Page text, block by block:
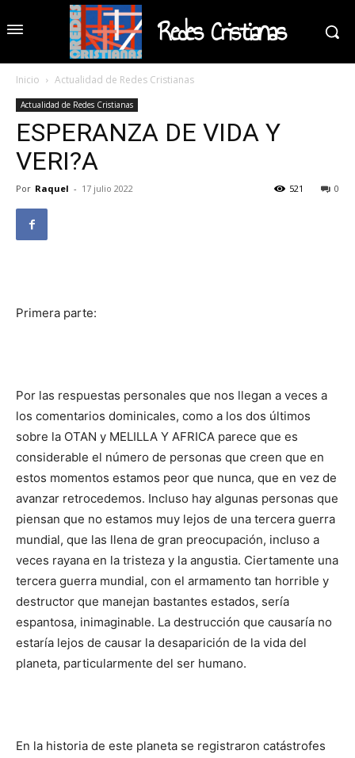
Redes Cristianas
Inicio Actualidad de Redes Cristianas
Actualidad de Redes Cristianas
ESPERANZA DE VIDA Y
VERI?A
Por Raquel - 17 julio 2022 0
521
Primera parte:
Por las respuestas personales que nos llegan a veces a
los comentarios dominicales, como a los dos últimos
sobre la OTAN y MELILLA Y AFRICA parece que es
considerable el número de personas que creen que en
estos momentos estamos peor que nunca, que en vez de
avanzar retrocedemos. Incluso hay algunas personas que
piensan que no estamos muy lejos de una tercera guerra
mundial, que las llena de gran preocupación, incluso a
veces rayana en la tristeza y la angustia. Ciertamente una
tercera guerra mundial, con el armamento tan horrible y
destructor que manejan bastantes estados, sería
espantosa, inimaginable. La destrucción que causaría no
estaría lejos de causar la desaparición de la vida del
planeta, particularmente del ser humano.
En la historia de este planeta se registraron catástrofes